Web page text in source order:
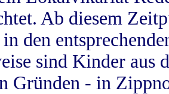
Ab diesem
den
sind Kinder aus
Gründen - in